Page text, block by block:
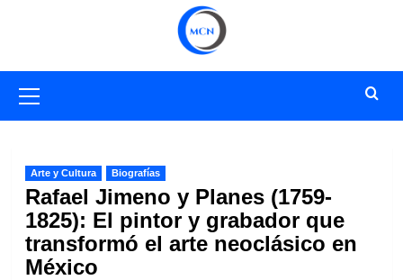
primario
Arte y Cultura Biografías
Rafael Jimeno y Planes (1759-
1825): El pintor y grabador que
transformó el arte neoclásico en
México